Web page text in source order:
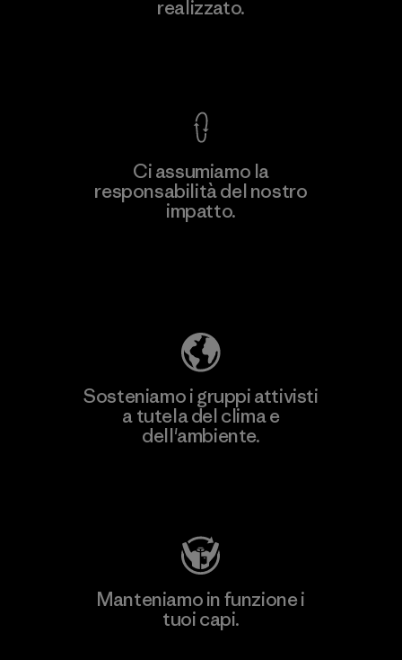
realizzato.
Ci assumiamo la
responsabilità del nostro
impatto.
Sosteniamo i gruppi attivisti
a tutela del clima e
dell'ambiente.
Manteniamo in funzione i
tuoi capi.